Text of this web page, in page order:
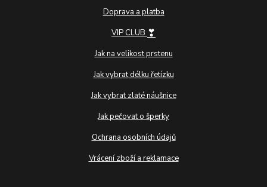
Doprava a platba
VIP CLUB ❣
Jak na velikost prstenu
Jak vybrat délku řetízku
Jak vybrat zlaté náušnice
Jak pečovat o šperky
Ochrana osobních údajů
Vrácení zboží a reklamace